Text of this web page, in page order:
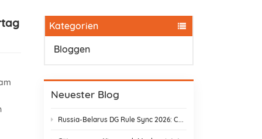
Kategorien
Bloggen
Neuester Blog